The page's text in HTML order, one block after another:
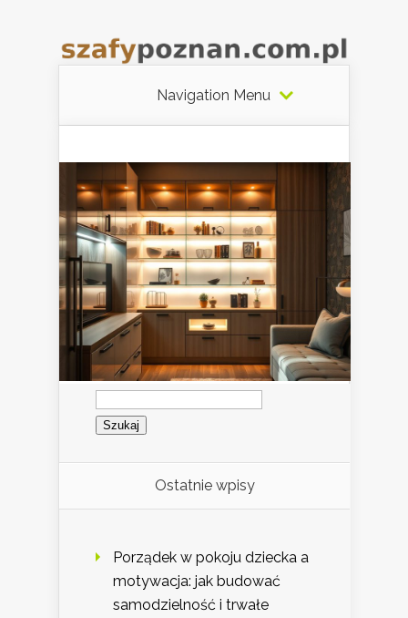
Navigation Menu
Szukaj:
Ostatnie wpisy
Porządek w pokoju dziecka a
motywacja: jak budować
samodzielność i trwałe